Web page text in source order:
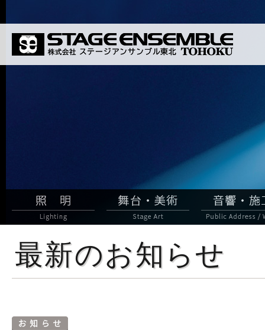
最新のお知らせ